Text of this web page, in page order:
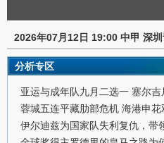
2026年07月12日 19:00 中甲 深
分析专区
亚运与成年队九月二选一 塞尔吉
蓉城五连平藏肋部危机 海港申
伊尔迪兹为国家队失利复仇，带